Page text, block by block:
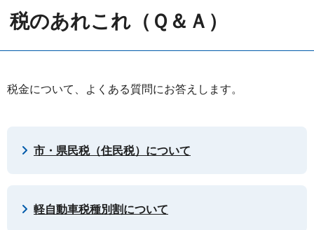
税のあれこれ（Ｑ＆Ａ）
税金について、よくある質問にお答えします。
市・県民税（住民税）について
軽自動車税種別割について